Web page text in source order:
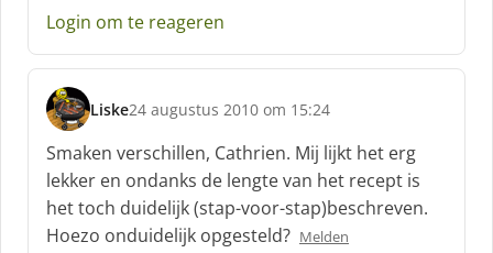
Login om te reageren
Liske
s
c
h
r
e
e
24 augustus 2010 om 15:24
Smaken verschillen, Cathrien. Mij lijkt het erg
lekker en ondanks de lengte van het recept is
het toch duidelijk (stap-voor-stap)beschreven.
Hoezo onduidelijk opgesteld? Melden